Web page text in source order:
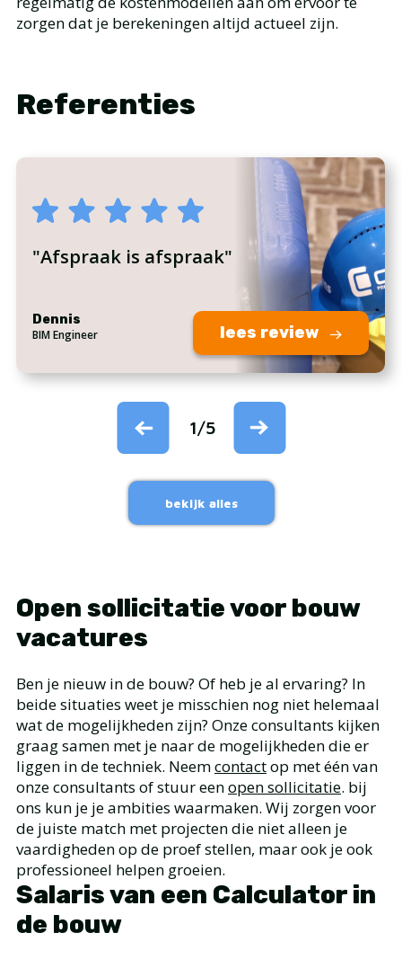
zorgen dat je berekeningen altijd actueel zijn.
Referenties
"Afspraak is afspraak"
Dennis
BIM Engineer
lees review
1/5
bekijk alles
Salarisvan een Calculator in
de bouw
Open sollicitatie voor bouw
vacatures
Ben je nieuw in de bouw? Of heb je al ervaring? In
beide situaties weet je misschien nog niet helemaal
wat de mogelijkheden zijn? Onze consultants kijken
graag samen met je naar de mogelijkheden die er
liggen in de techniek. Neemcontactop met één van
onze consultants of stuur eenopen sollicitatie. bij
ons kun je je ambities waarmaken. Wij zorgen voor
de juiste match met projecten die niet alleen je
vaardigheden op de proef stellen, maar ook je ook
professioneel helpen groeien.